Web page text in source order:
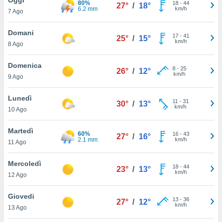
è
al sito
di
ci
di
il
un
la
nella
7 Ago
80%
6.2 mm
27° / 18° 18- 44
km/h
Domani
8 Ago
25° / 15° 17- 41
km/h
Domenica
9 Ago
26° / 12° 8- 25
km/h
Lunedì
10 Ago
30° / 13° 11 - 31
km/h
Martedì
11 Ago
60%
2.1 mm
27° / 16° 16- 43
km/h
Mercoledì
12 Ago
23° / 13° 18- 44
km/h
Giovedi
13 Ago
27° / 12° 13- 36
km/h